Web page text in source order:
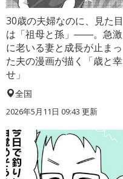
30歳の夫婦なのに、見た目
は「祖母と孫」――。急激
に老いる妻と成長が止まっ
た夫の漫画が描く「歳と幸
せ」
全国
2026年5月11日 09:43 更新